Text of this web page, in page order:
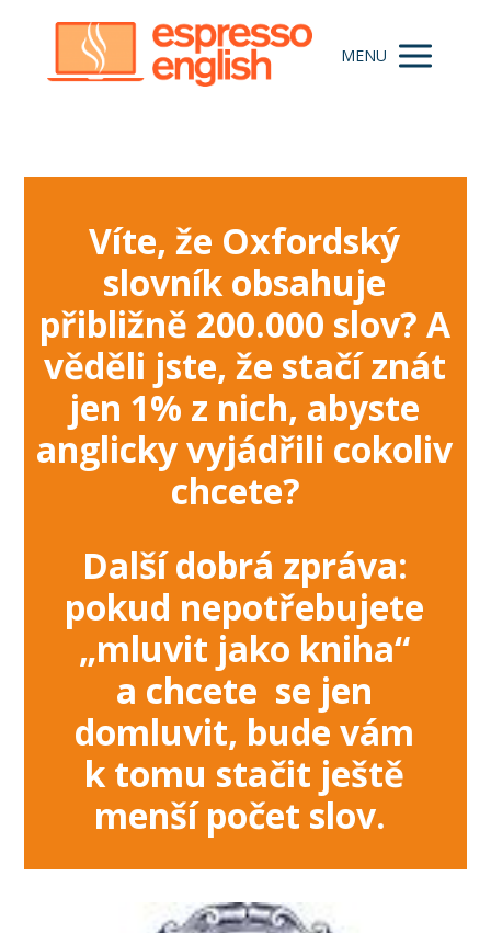
MENU
Víte, že Oxfordský
slovník obsahuje
přibližně 200.000 slov? A
věděli jste, že stačí znát
jen 1% z nich, abyste
anglicky vyjádřili cokoliv
chcete?
Další dobrá zpráva:
pokud nepotřebujete
„mluvit jako kniha“
a chcete se jen
domluvit, bude vám
k tomu stačit ještě
menší počet slov.